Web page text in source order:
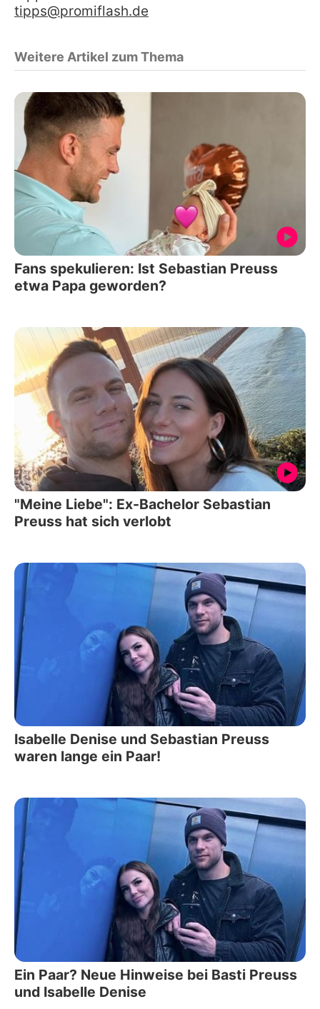
tipps@promiflash.de
Weitere Artikel zum Thema
Fans spekulieren: Ist Sebastian Preuss
etwa Papa geworden?
"Meine Liebe": Ex-Bachelor Sebastian
Preuss hat sich verlobt
Isabelle Denise und Sebastian Preuss
waren lange ein Paar!
Ein Paar? Neue Hinweise bei Basti Preuss
und Isabelle Denise